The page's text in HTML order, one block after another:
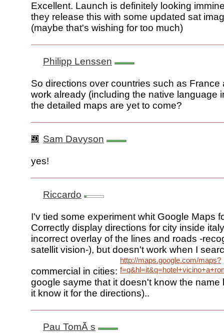
Excellent. Launch is definitely looking
they release this with some updated sat
(maybe that's wishing for too much)
Philipp Lenssen
So directions over countries such as France
work already (including the native language
the detailed maps are yet to come?
Sam Davyson
yes!
Riccardo
I'v tied some experiment whit Google Maps
Correctly display directions for city inside
incorrect overlay of the lines and roads -
satellit vision-), but doesn't work when I
commercial in cities:
http://maps.google.com/maps?
google sayme that it doesn't know the name
it know it for the directions)..
Pau TomÃ s